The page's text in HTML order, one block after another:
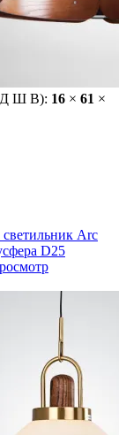
Ш В): 16 × 61 ×
Arc
D25